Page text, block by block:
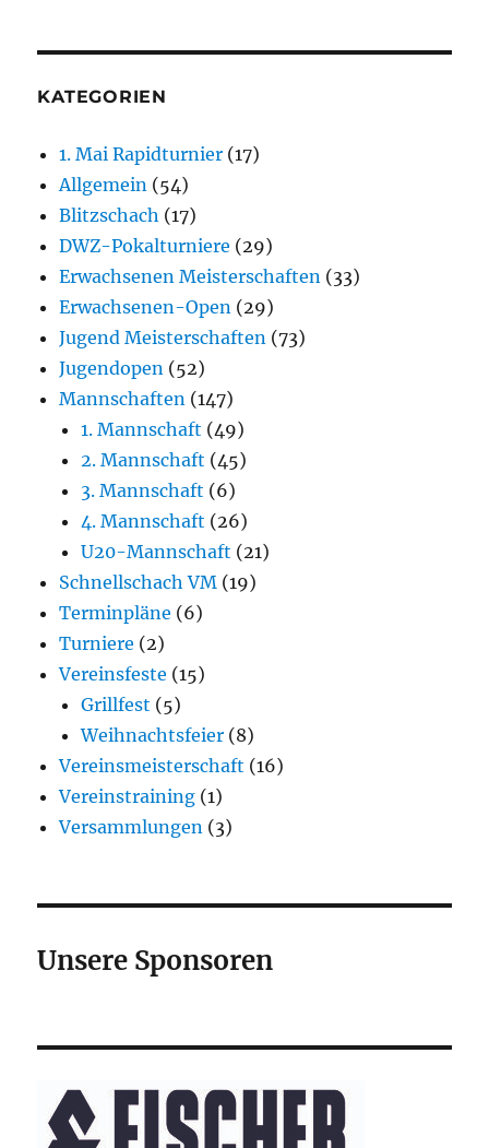
KATEGORIEN
1. Mai Rapidturnier (17)
Allgemein (54)
Blitzschach (17)
DWZ-Pokalturniere (29)
Erwachsenen Meisterschaften (33)
Erwachsenen-Open (29)
Jugend Meisterschaften (73)
Jugendopen (52)
Mannschaften (147)
1. Mannschaft (49)
2. Mannschaft (45)
3. Mannschaft (6)
4. Mannschaft (26)
U20-Mannschaft (21)
Schnellschach VM (19)
Terminpläne (6)
Turniere (2)
Vereinsfeste (15)
Grillfest (5)
Weihnachtsfeier (8)
Vereinsmeisterschaft (16)
Vereinstraining (1)
Versammlungen (3)
Unsere Sponsoren